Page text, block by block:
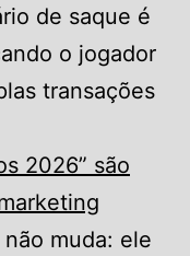
de saque é
o jogador
transações
2026” são
muda: ele